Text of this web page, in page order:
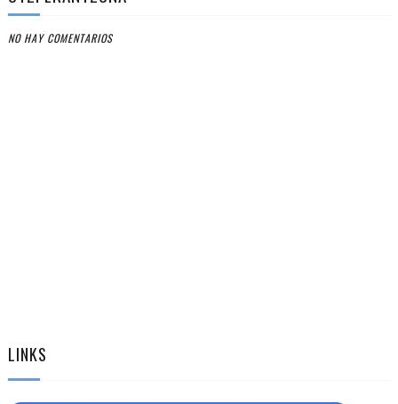
NO HAY COMENTARIOS
LINKS